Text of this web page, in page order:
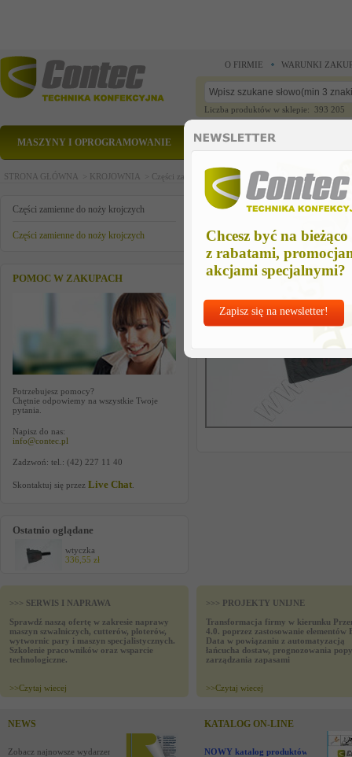
Chcesz być na bieżąco
z rabatami,
akcjami specjalnymi?
Zapisz się na newsletter!
O FIRMIE WARUNKI
Liczba produktów w sklepie: 393 205
MASZYNY I OPROGRAMOWANIE CZĘŚCI ZAMIENNE
STRONA GŁÓWNA > KROJOWNIA > Części zamienne do noży krojczych >Części
Części zamienne do noży krojczych
Części zamienne do noży krojczych
POMOC W ZAKUPACH
Potrzebujesz pomocy?
Chętnie odpowiemy na wszystkie Twoje
pytania.
Napisz do nas:
info@contec.pl
Zadzwoń: tel.: (42) 227 11 40
Skontaktuj się przez Live Chat
Ostatnio oglądane
wtyczka
336,55 zł
wtyczka
>>> SERWIS I NAPRAWA
Sprawdź naszą ofertę w zakresie naprawy
maszyn szwalniczych, cutterów, ploterów,
wytwornic pary i maszyn specjalistycznych.
Szkolenie pracowników oraz wsparcie
technologiczne.
>>Czytaj wiecej
>>> PROJEKTY UNIJNE
Transformacja firmy w kierunku
4.0. poprzez zastosowanie elementów
Data w powiązaniu z automatyzacją
łańcucha dostaw, prognozowania
zarządzania zapasami
>>Czytaj wiecej
NEWS
Zobacz najnowsze wydarzenia
KATALOG ON-LINE
NOWY katalog produktów !